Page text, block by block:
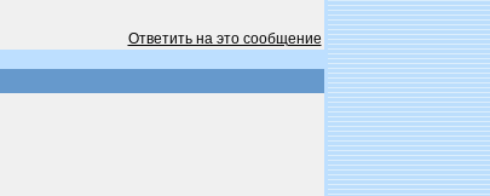
Ответить на это сообщение